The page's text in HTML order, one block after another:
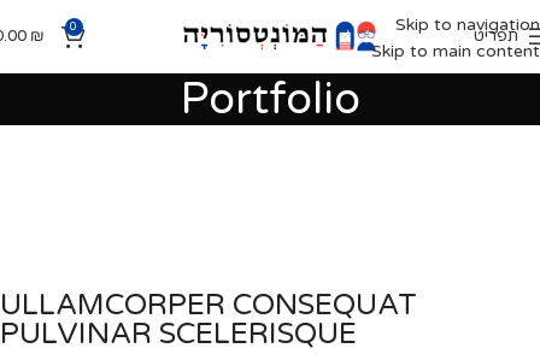
Skip to navigation
Skip to main content
תפריט 0
₪
Portfolio
ULLAMCORPER CONSEQUAT
PULVINAR SCELERISQUE